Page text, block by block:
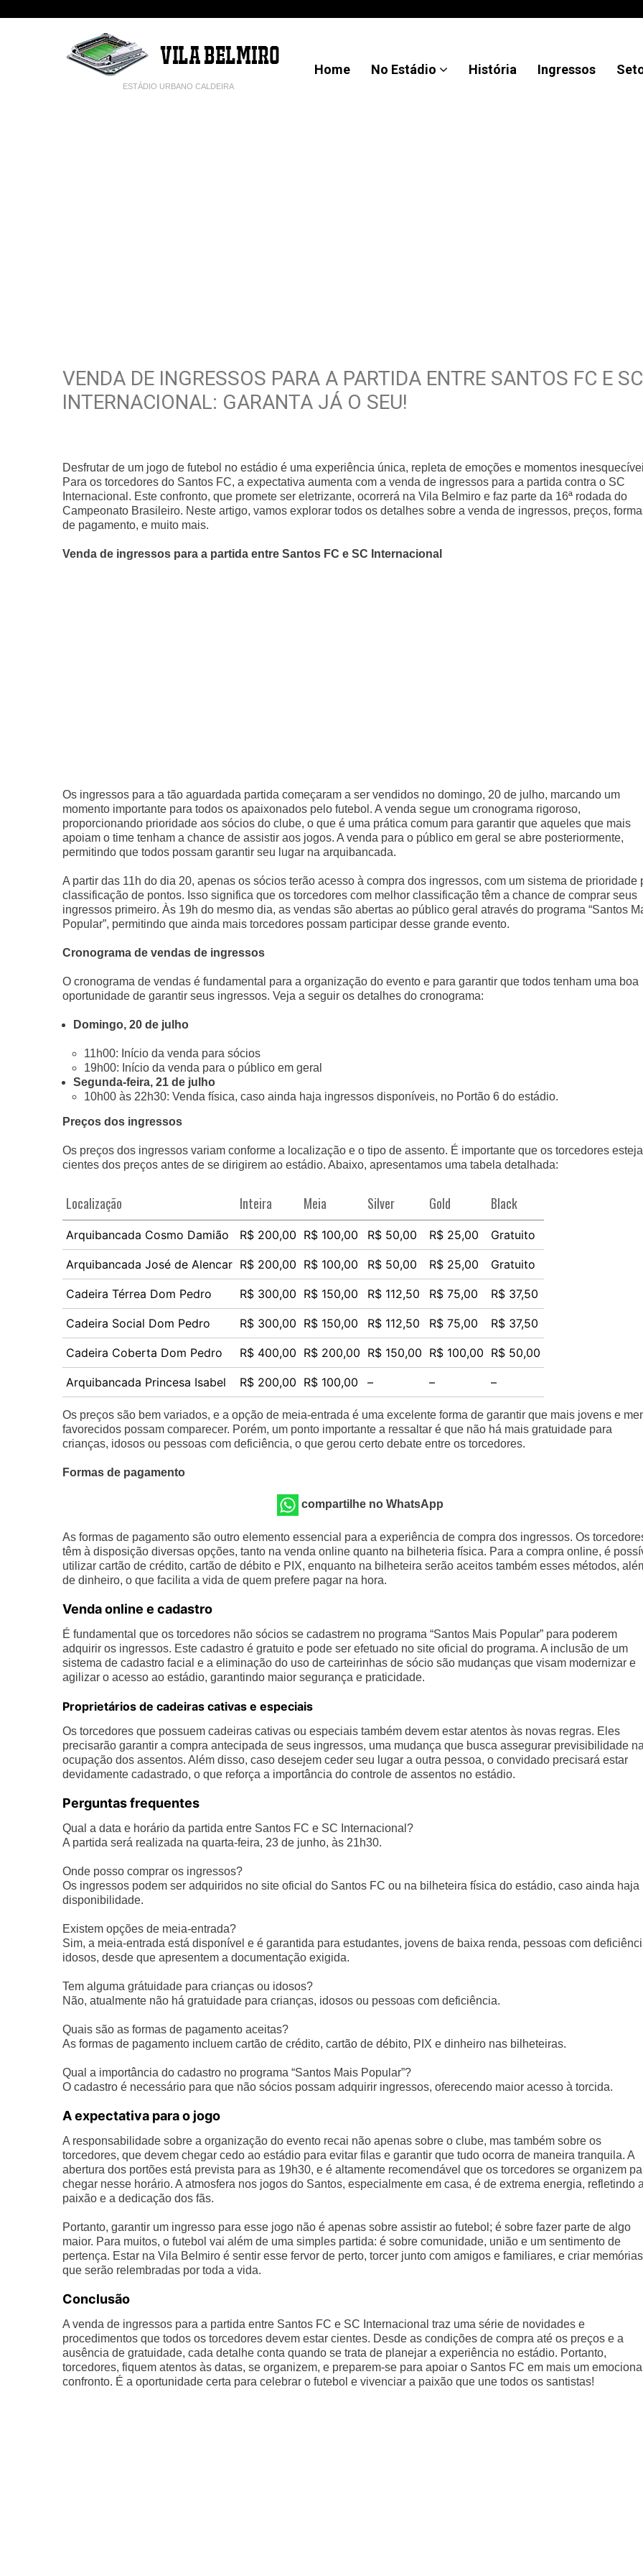
ESTÁDIO URBANO CALDEIRA
Home No Estádio História Ingressos
VENDA DE INGRESSOS PARA A PARTIDA ENTRE SANTOS FC E SC
INTERNACIONAL: GARANTA JÁ O SEU!
Desfrutar de um jogo de futebol no estádio é uma experiência única, repleta de emoções e momentos
Para os torcedores do Santos FC, a expectativa aumenta com a venda de ingressos para a partida contra o SC
Internacional. Este confronto, que promete ser eletrizante, ocorrerá na Vila Belmiro e faz parte da 16ª rodada do
Campeonato Brasileiro. Neste artigo, vamos explorar todos os detalhes sobre a venda de ingressos, preços,
de pagamento, e muito mais.
Venda de ingressos para a partida entre Santos FC e SC Internacional
Os ingressos para a tão aguardada partida começaram a ser vendidos no domingo, 20 de julho, marcando um
momento importante para todos os apaixonados pelo futebol. A venda segue um cronograma rigoroso,
proporcionando prioridade aos sócios do clube, o que é uma prática comum para garantir que aqueles que mais
apoiam o time tenham a chance de assistir aos jogos. A venda para o público em geral se abre posteriormente,
permitindo que todos possam garantir seu lugar na arquibancada.
A partir das 11h do dia 20, apenas os sócios terão acesso à compra dos ingressos, com um sistema de prioridade
classificação de pontos. Isso significa que os torcedores com melhor classificação têm a chance de comprar seus
ingressos primeiro. Às 19h do mesmo dia, as vendas são abertas ao público geral através do programa “Santos
Popular”, permitindo que ainda mais torcedores possam participar desse grande evento.
Cronograma de vendas de ingressos
O cronograma de vendas é fundamental para a organização do evento e para garantir que todos tenham uma boa
oportunidade de garantir seus ingressos. Veja a seguir os detalhes do cronograma:
Domingo, 20 de julho
11h00: Início da venda para sócios
19h00: Início da venda para o público em geral
Segunda-feira, 21 de julho
10h00 às 22h30: Venda física, caso ainda haja ingressos disponíveis, no Portão 6 do estádio.
Preços dos ingressos
Os preços dos ingressos variam conforme a localização e o tipo de assento. É importante que os torcedores
cientes dos preços antes de se dirigirem ao estádio. Abaixo, apresentamos uma tabela detalhada:
Localização Inteira Meia Silver Gold Black
Arquibancada Cosmo Damião R$ 200,00 R$ 100,00 R$ 50,00 R$ 25,00 Gratuito
Arquibancada José de Alencar R$ 200,00 R$ 100,00 R$ 50,00 R$ 25,00 Gratuito
Cadeira Térrea Dom Pedro R$ 300,00 R$ 150,00 R$ 112,50 R$ 75,00 R$ 37,50
Cadeira Social Dom Pedro R$ 300,00 R$ 150,00 R$ 112,50 R$ 75,00 R$ 37,50
Cadeira Coberta Dom Pedro R$ 400,00 R$ 200,00 R$ 150,00 R$ 100,00 R$ 50,00
Arquibancada Princesa Isabel R$ 200,00 R$ 100,00 – – –
Os preços são bem variados, e a opção de meia-entrada é uma excelente forma de garantir que mais jovens e
favorecidos possam comparecer. Porém, um ponto importante a ressaltar é que não há mais gratuidade para
crianças, idosos ou pessoas com deficiência, o que gerou certo debate entre os torcedores.
Formas de pagamento
compartilhe no WhatsApp
As formas de pagamento são outro elemento essencial para a experiência de compra dos ingressos. Os
têm à disposição diversas opções, tanto na venda online quanto na bilheteria física. Para a compra online, é
utilizar cartão de crédito, cartão de débito e PIX, enquanto na bilheteira serão aceitos também esses métodos,
de dinheiro, o que facilita a vida de quem prefere pagar na hora.
Venda online e cadastro
É fundamental que os torcedores não sócios se cadastrem no programa “Santos Mais Popular” para poderem
adquirir os ingressos. Este cadastro é gratuito e pode ser efetuado no site oficial do programa. A inclusão de um
sistema de cadastro facial e a eliminação do uso de carteirinhas de sócio são mudanças que visam modernizar e
agilizar o acesso ao estádio, garantindo maior segurança e praticidade.
Proprietários de cadeiras cativas e especiais
Os torcedores que possuem cadeiras cativas ou especiais também devem estar atentos às novas regras. Eles
precisarão garantir a compra antecipada de seus ingressos, uma mudança que busca assegurar previsibilidade
ocupação dos assentos. Além disso, caso desejem ceder seu lugar a outra pessoa, o convidado precisará estar
devidamente cadastrado, o que reforça a importância do controle de assentos no estádio.
Perguntas frequentes
Qual a data e horário da partida entre Santos FC e SC Internacional?
A partida será realizada na quarta-feira, 23 de junho, às 21h30.
Onde posso comprar os ingressos?
Os ingressos podem ser adquiridos no site oficial do Santos FC ou na bilheteira física do estádio, caso ainda haja
disponibilidade.
Existem opções de meia-entrada?
Sim, a meia-entrada está disponível e é garantida para estudantes, jovens de baixa renda, pessoas com
idosos, desde que apresentem a documentação exigida.
Tem alguma grátuidade para crianças ou idosos?
Não, atualmente não há gratuidade para crianças, idosos ou pessoas com deficiência.
Quais são as formas de pagamento aceitas?
As formas de pagamento incluem cartão de crédito, cartão de débito, PIX e dinheiro nas bilheteiras.
Qual a importância do cadastro no programa “Santos Mais Popular”?
O cadastro é necessário para que não sócios possam adquirir ingressos, oferecendo maior acesso à torcida.
A expectativa para o jogo
A responsabilidade sobre a organização do evento recai não apenas sobre o clube, mas também sobre os
torcedores, que devem chegar cedo ao estádio para evitar filas e garantir que tudo ocorra de maneira tranquila. A
abertura dos portões está prevista para as 19h30, e é altamente recomendável que os torcedores se organizem
chegar nesse horário. A atmosfera nos jogos do Santos, especialmente em casa, é de extrema energia, refletindo
paixão e a dedicação dos fãs.
Portanto, garantir um ingresso para esse jogo não é apenas sobre assistir ao futebol; é sobre fazer parte de algo
maior. Para muitos, o futebol vai além de uma simples partida: é sobre comunidade, união e um sentimento de
pertença. Estar na Vila Belmiro é sentir esse fervor de perto, torcer junto com amigos e familiares, e criar memórias
que serão relembradas por toda a vida.
Conclusão
A venda de ingressos para a partida entre Santos FC e SC Internacional traz uma série de novidades e
procedimentos que todos os torcedores devem estar cientes. Desde as condições de compra até os preços e a
ausência de gratuidade, cada detalhe conta quando se trata de planejar a experiência no estádio. Portanto,
torcedores, fiquem atentos às datas, se organizem, e preparem-se para apoiar o Santos FC em mais um
confronto. É a oportunidade certa para celebrar o futebol e vivenciar a paixão que une todos os santistas!